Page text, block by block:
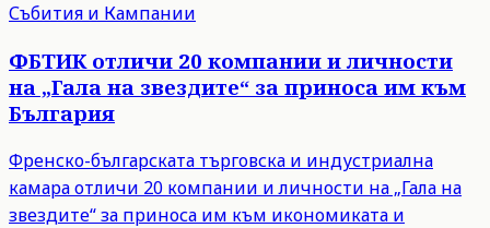
Събития и Кампании
ФБТИК отличи 20 компании и личности
на „Гала на звездите“ за приноса им към
България
Френско-българската търговска и индустриална
камара отличи 20 компании и личности на „Гала на
звездите“ за приноса им към икономиката и